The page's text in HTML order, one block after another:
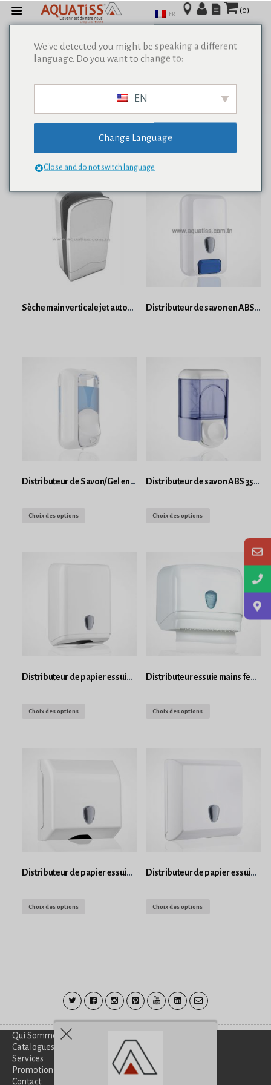
(0)
Sèche main verticale jet automatique NOFER 1760W Distributeur de savon en ABS Blanc 3L
Distributeur de Savon/Gel en ABS 0.55 l
Choix des options
Distributeur de savon ABS 350 ml
Choix des options
Distributeur de papier essuie main en feuille
Choix des options
Distributeur essuie mains feuilles/rouleau
Choix des options
Distributeur de papier essuie mains en feuille
Choix des options
Distributeur de papier essuie main en feuille
Choix des options
FR
We've detected you might be speaking a different
language. Do you want to change to:
EN
Change Language
Close and do not switch language
Qui Sommes-Nous?
Catalogues
Services
Promotion
Contact